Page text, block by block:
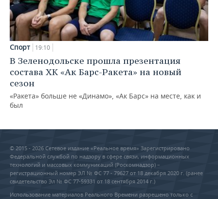
Спорт 19:10
В Зеленодольске прошла презентация
состава ХК «Ак Барс-Ракета» на новый
сезон
«Ракета» больше не «Динамо», «Ак Барс» на месте, как и
был
© 2015 - 2026 Сетевое издание «Реальное время» Зарегистрировано
Федеральной службой по надзору в сфере связи, информационных
технологий и массовых коммуникаций (Роскомнадзор) –
регистрационный номер ЭЛ № ФС 77 - 79627 от 18 декабря 2020 г. (ранее
свидетельство Эл № ФС 77-59331 от 18 сентября 2014 г.)
Использование материалов Реального Времени разрешено только с